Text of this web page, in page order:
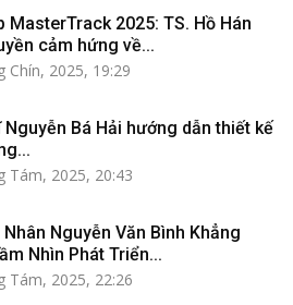
MasterTrack 2025: TS. Hồ Hán
cảm hứng về...
Chín, 2025, 19:29
Nguyễn Bá Hải hướng dẫn thiết kế
Tám, 2025, 20:43
Nhân Nguyễn Văn Bình Khẳng
Nhìn Phát Triển...
Tám, 2025, 22:26